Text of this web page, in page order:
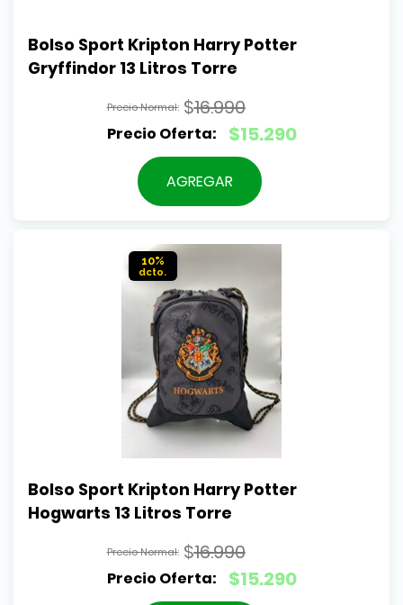
Bolso Sport Kripton Harry Potter
Gryffindor 13 Litros Torre
$16.990
El
precio
original
$15.290
El
precio
actual
$15.290.
AGREGAR
10%
Bolso Sport Kripton Harry Potter
Hogwarts 13 Litros Torre
$16.990
El
precio
$15.290